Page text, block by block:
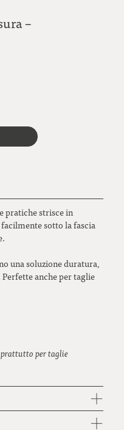
–
pratiche strisce in
sotto la fascia
una soluzione duratura,
anche per taglie
per taglie